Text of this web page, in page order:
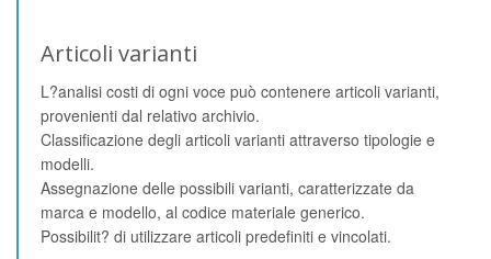
Articoli varianti
L?analisi costi di ogni voce può contenere articoli varianti,
provenienti dal relativo archivio.
Classificazione degli articoli varianti attraverso tipologie e
modelli.
Assegnazione delle possibili varianti, caratterizzate da
marca e modello, al codice materiale generico.
Possibilit? di utilizzare articoli predefiniti e vincolati.